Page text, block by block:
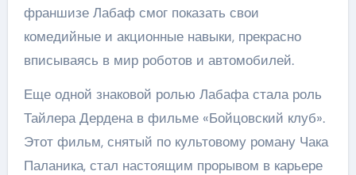
франшизе Лабаф смог показать свои
комедийные и акционные навыки, прекрасно
вписываясь в мир роботов и автомобилей.
Еще одной знаковой ролью Лабафа стала роль
Тайлера Дердена в фильме «Бойцовский клуб».
Этот фильм, снятый по культовому роману Чака
Паланика, стал настоящим прорывом в карьере